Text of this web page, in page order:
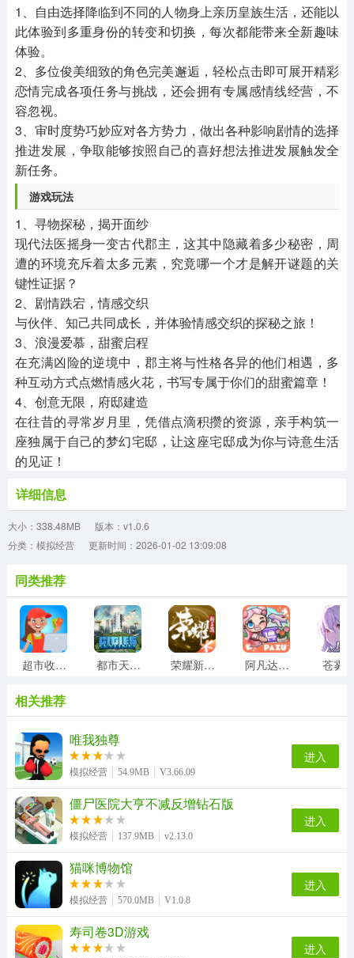
1、自由选择降临到不同的人物身上亲历皇族生活，还能以
此体验到多重身份的转变和切换，每次都能带来全新趣味
体验。
2、多位俊美细致的角色完美邂逅，轻松点击即可展开精彩
恋情完成各项任务与挑战，还会拥有专属感情线经营，不
容忽视。
3、审时度势巧妙应对各方势力，做出各种影响剧情的选择
推进发展，争取能够按照自己的喜好想法推进发展触发全
新任务。
游戏玩法
1、寻物探秘，揭开面纱
现代法医摇身一变古代郡主，这其中隐藏着多少秘密，周
遭的环境充斥着太多元素，究竟哪一个才是解开谜题的关
键性证据？
2、剧情跌宕，情感交织
与伙伴、知己共同成长，并体验情感交织的探秘之旅！
3、浪漫爱慕，甜蜜启程
在充满凶险的逆境中，郡主将与性格各异的他们相遇，多
种互动方式点燃情感火花，书写专属于你们的甜蜜篇章！
4、创意无限，府邸建造
在往昔的寻常岁月里，凭借点滴积攒的资源，亲手构筑一
座独属于自己的梦幻宅邸，让这座宅邸成为你与诗意生活
的见证！
详细信息
大小：338.48MB
版本：v1.0.6
分类：模拟经营
更新时间：2026-01-02 13:09:08
同类推荐
超市收银员 都市天际线 荣耀新三国 阿凡达世界正版 苍雾
相关推荐
唯我独尊
模拟经营 54.9MB V3.66.09
进入
僵尸医院大亨不减反增钻石版
模拟经营 137.9MB v2.13.0
进入
猫咪博物馆
模拟经营 570.0MB V1.0.8
进入
寿司卷3D游戏
进入